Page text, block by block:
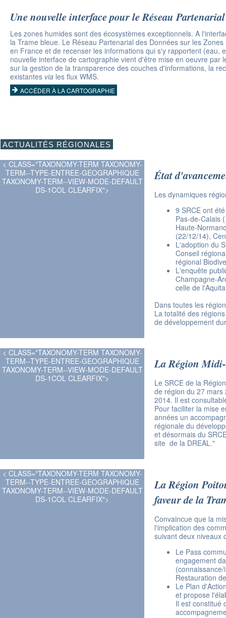
Une nouvelle interface pour le Réseau
Les zones humides sont des écosystèmes exceptionnels. A
la Trame bleue. Le Réseau Partenarial des Données sur les
en France et de recenser les informations qui s'y rapportent
nouvelle interface de cartographie vient d'être mise en oeuvre
sur la gestion de la transparence des couches d'informations, la
existantes via les flux WMS.
ACCÉDER À LA CARTOGRAPHIE
ACTUALITÉS RÉGIONALES
< CLASS="TAXONOMY-TERM TAXONOMY-
TERM--TYPE-ENTREE-GEOGRAPHIQUE
TAXONOMY-TERM--VIEW-MODE-DEFAULT
DS-1COL CLEARFIX">
État
Les dynamiques
9 SRCE ont
Pas-de-Calais
Haute-
(22/12/14),
L'adoption du
Conseil
régional
L'enquête
Champagne-
celle de
Dans toutes les
La totalité des
de développement
< CLASS="TAXONOMY-TERM TAXONOMY-
TERM--TYPE-ENTREE-GEOGRAPHIQUE
TAXONOMY-TERM--VIEW-MODE-DEFAULT
DS-1COL CLEARFIX">
La Région
Le SRCE de la
de région du 27
2014. Il est
Pour faciliter la mise
années un
régionale du
et désormais du
site de la DREAL."
< CLASS="TAXONOMY-TERM TAXONOMY-
TERM--TYPE-ENTREE-GEOGRAPHIQUE
TAXONOMY-TERM--VIEW-MODE-DEFAULT
DS-1COL CLEARFIX">
La Région
faveur de la
Convaincue que la
l'implication des
suivant deux niveaux
Le Pass
engagement
Restauration
Le Plan
et propose
Il est constitué